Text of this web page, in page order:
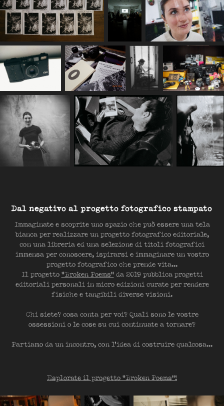
Dal negativo al progetto fotografico stampato
Immaginate e scoprite uno spazio che può essere una tela
bianca per realizzare un progetto fotografico editoriale,
con una libreria ed una selezione di titoli fotografici
immensa per conoscere, ispirarsi e immaginare un vostro
progetto fotografico che prende vita...
Il progetto "Broken Poems"da 2019 pubblica progetti
editoriali personali in micro edizioni curate per rendere
fisiche e tangibili diverse visioni.
Chi siete? cosa conta per voi? Quali sono le vostre
ossessioni o le cose su cui continuate a tornare?
Partiamo da un incontro, con l'idea di costruire qualcosa...
Esplorate il progetto "Broken Poems"!